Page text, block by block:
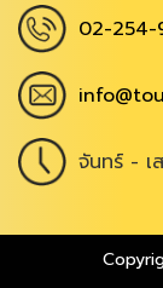
02-254-
จันทร์ - เ